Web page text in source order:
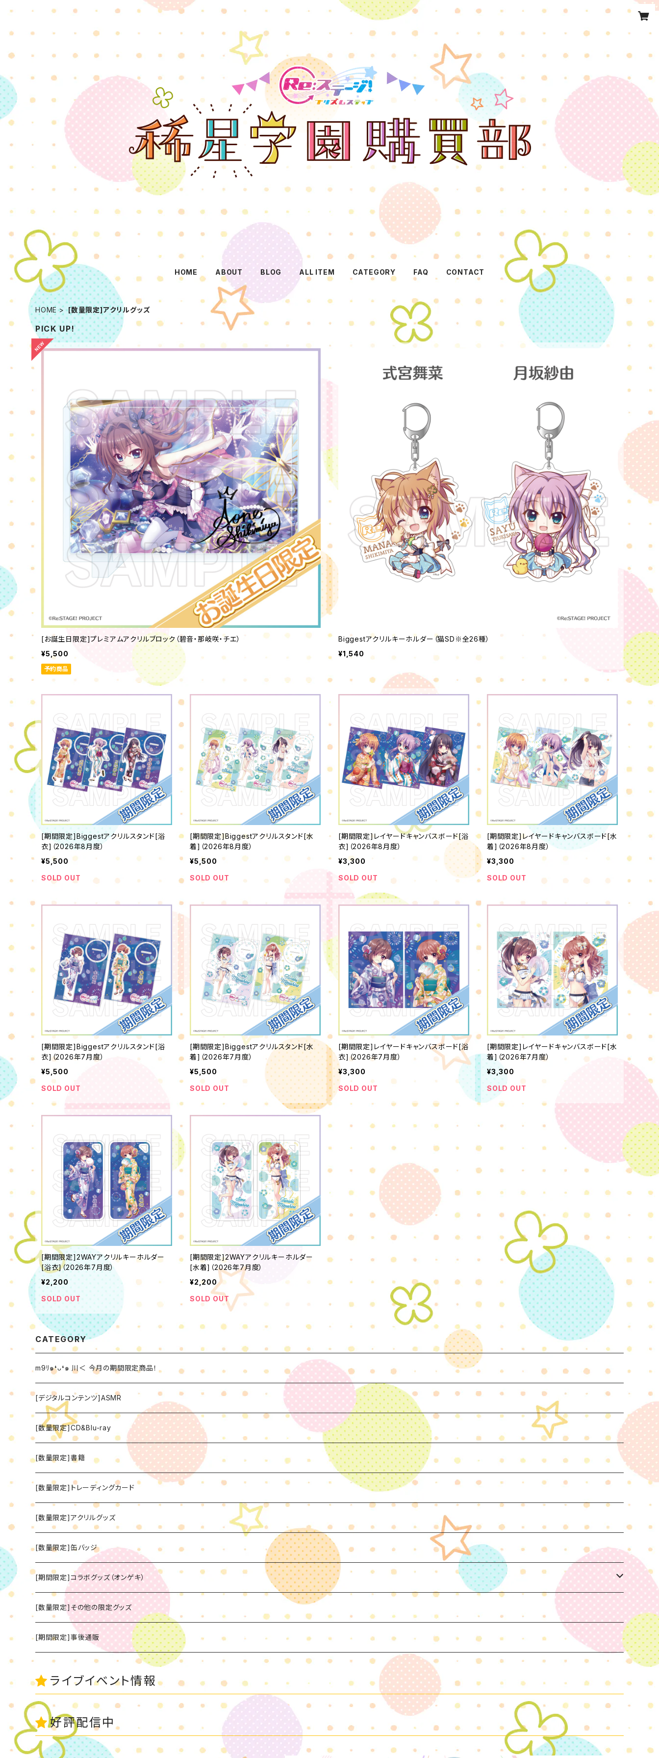
HOME ABOUT BLOG ALL ITEM CATEGORY FAQ CONTACT
HOME [数量限定]アクリルグッズ
PICK UP!
[お誕生日限定]プレミアムアクリルブロック（碧音・那岐咲・チエ）
¥5,500
予約商品
Biggestアクリルキーホルダー（猫SD※全26種）
¥1,540
[期間限定]Biggestアクリルスタンド[浴
衣]（2026年8月度）
¥5,500
SOLD OUT
[期間限定]Biggestアクリルスタンド[水
着]（2026年8月度）
¥5,500
SOLD OUT
[期間限定]レイヤードキャンバスボード[浴
衣]（2026年8月度）
¥3,300
SOLD OUT
[期間限定]レイヤードキャンバスボード[水
着]（2026年8月度）
¥3,300
SOLD OUT
[期間限定]Biggestアクリルスタンド[浴
衣]（2026年7月度）
¥5,500
SOLD OUT
[期間限定]Biggestアクリルスタンド[水
着]（2026年7月度）
¥5,500
SOLD OUT
[期間限定]レイヤードキャンバスボード[浴
衣]（2026年7月度）
¥3,300
SOLD OUT
[期間限定]レイヤードキャンバスボード[水
着]（2026年7月度）
¥3,300
SOLD OUT
[期間限定]2WAYアクリルキーホルダー
[浴衣]（2026年7月度）
¥2,200
SOLD OUT
[期間限定]2WAYアクリルキーホルダー
[水着]（2026年7月度）
¥2,200
SOLD OUT
CATEGORY
m9ﾘ๑❛ᴗ❛๑ 川＜ 今月の期間限定商品！
[デジタルコンテンツ]ASMR
[数量限定]CD&Blu-ray
[数量限定]書籍
[数量限定]トレーディングカード
[数量限定]アクリルグッズ
[数量限定]缶バッジ
[期間限定]コラボグッズ（オンゲキ）
[数量限定]CD
[数量限定]グッズ
[数量限定]その他の限定グッズ
[期間限定]事後通販
ライブイベント情報
好評配信中